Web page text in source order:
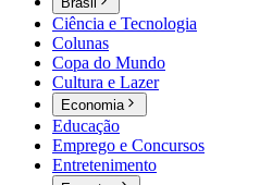
Ciência e Tecnologia
Colunas
Copa do Mundo
Cultura e Lazer
Economia
Educação
Emprego e Concursos
Entretenimento